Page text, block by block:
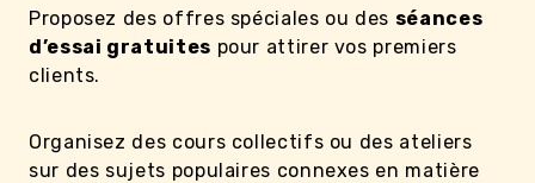
Proposez des offres spéciales ou des séances
d’essai gratuites pour attirer vos premiers
clients.
Organisez des cours collectifs ou des ateliers
sur des sujets populaires connexes en matière